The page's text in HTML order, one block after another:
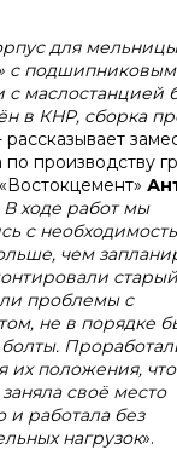
для
с
с маслостанцией
в КНР, сборка
рассказывает
по производству
В ходе работ мы
с
чем
проблемы с
не в порядке
их положения,
своё место
и работала без
нагрузок».